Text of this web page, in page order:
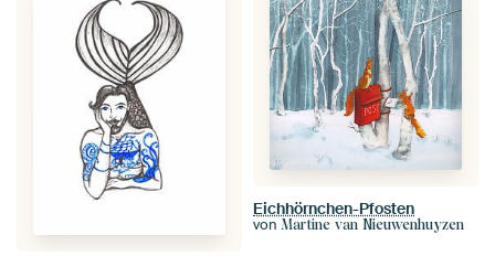
Eichhörnchen-Pfosten
von Martine van Nieuwenhuyzen